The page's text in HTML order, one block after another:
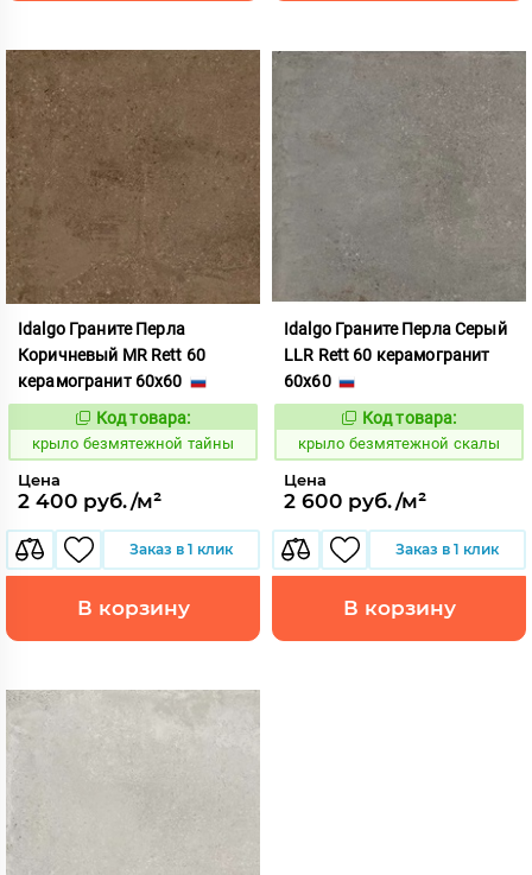
Idalgo Граните Перла
Коричневый MR Rett 60
керамогранит 60x60
828726
Код товара:
крыло безмятежной тайны
Цена
2 400 руб./м²
Заказ в 1 клик
В корзину
Idalgo Граните Перла Серый
LLR Rett 60 керамогранит
60x60
828716
Код товара:
крыло безмятежной скалы
Цена
2 600 руб./м²
Заказ в 1 клик
В корзину